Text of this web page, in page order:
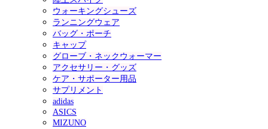
ウォーキングシューズ
ランニングウェア
バッグ・ポーチ
キャップ
グローブ・ネックウォーマー
アクセサリー・グッズ
ケア・サポーター用品
サプリメント
adidas
ASICS
MIZUNO